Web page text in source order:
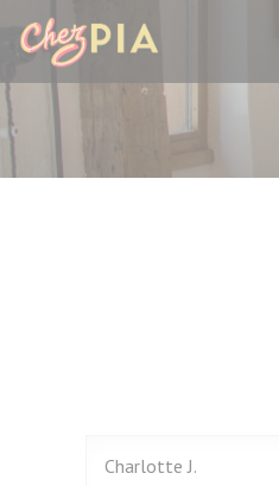
Панель управления cookies
Charlotte J